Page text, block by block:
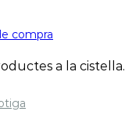
compra
a la